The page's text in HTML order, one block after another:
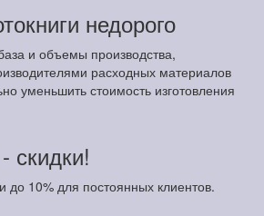
недорого
и объемы производства,
расходных материалов
уменьшить стоимость изготовления
скидки!
до 10% для постоянных клиентов.